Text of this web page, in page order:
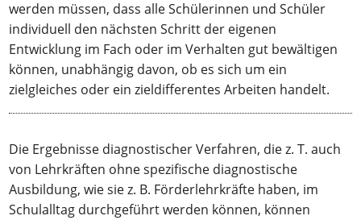
werden müssen, dass alle Schülerinnen und Schüler
individuell den nächsten Schritt der eigenen
Entwicklung im Fach oder im Verhalten gut bewältigen
können, unabhängig davon, ob es sich um ein
zielgleiches oder ein zieldifferentes Arbeiten handelt.
Die Ergebnisse diagnostischer Verfahren, die z. T. auch
von Lehrkräften ohne spezifische diagnostische
Ausbildung, wie sie z. B. Förderlehrkräfte haben, im
Schulalltag durchgeführt werden können, können